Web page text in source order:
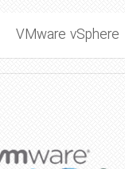
VMware vSphere